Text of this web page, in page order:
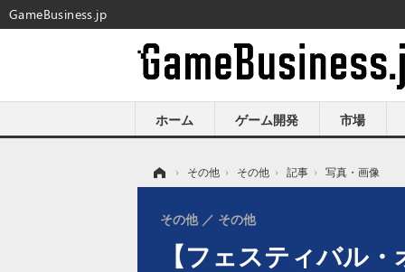
ホーム ゲーム開発 市場
› その他 › その他 › 記事 › 写真・画像
【フェスティバル
その他 その他
GameBusiness.jp